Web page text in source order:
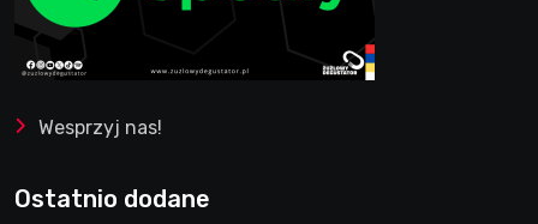
Wesprzyj nas!
Ostatnio dodane